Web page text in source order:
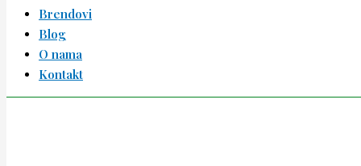
Brendovi
Blog
O nama
Kontakt